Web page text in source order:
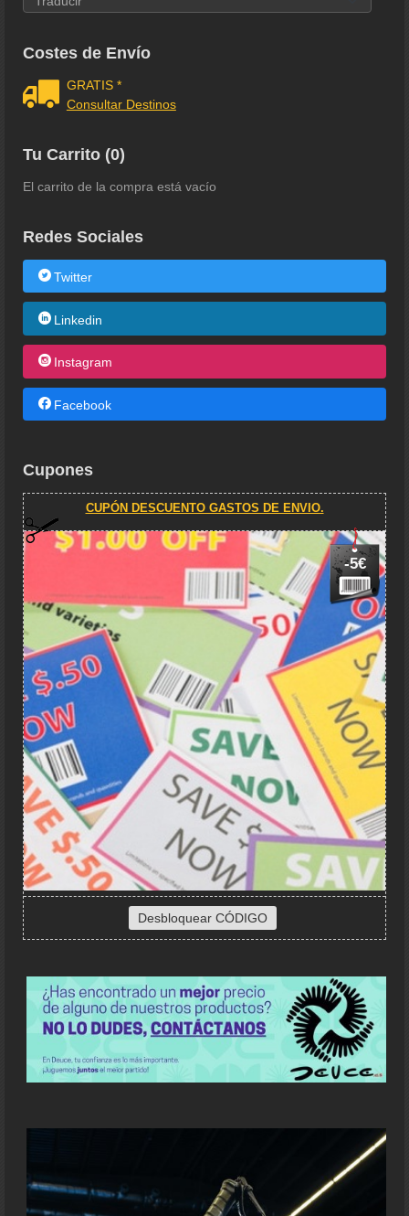
Costes de Envío
GRATIS *
Consultar Destinos
Tu Carrito (0)
El carrito de la compra está vacío
Redes Sociales
Twitter
Linkedin
Instagram
Facebook
Cupones
CUPÓN DESCUENTO GASTOS DE ENVIO.
-5€